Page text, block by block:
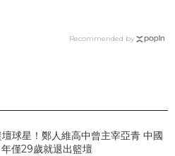
Recommended by
球星！鄭人維高中曾主宰亞青 中國
僅29歲就退出籃壇